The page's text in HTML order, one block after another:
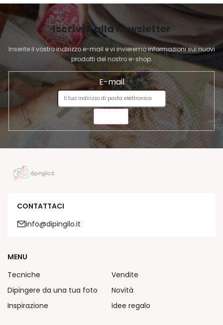
l
l
'
e
l
e
n
c
o
G
N
Iscriviti alla newsletter
Inserite il vostro indirizzo e-mail e vi invieremo informazioni sui nuovi
prodotti del nostro e-shop.
E-mail
CONTATTACI
info@dipingilo.it
MENU
Tecniche
Dipingere da una tua foto
Inspirazione
Vendite
Novità
Idee regalo